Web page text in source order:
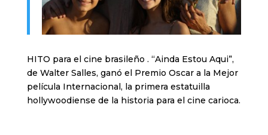
HITO para el cine brasileño . “Ainda Estou Aqui”,
de Walter Salles, ganó el Premio Oscar a la Mejor
película Internacional, la primera estatuilla
hollywoodiense de la historia para el cine carioca.